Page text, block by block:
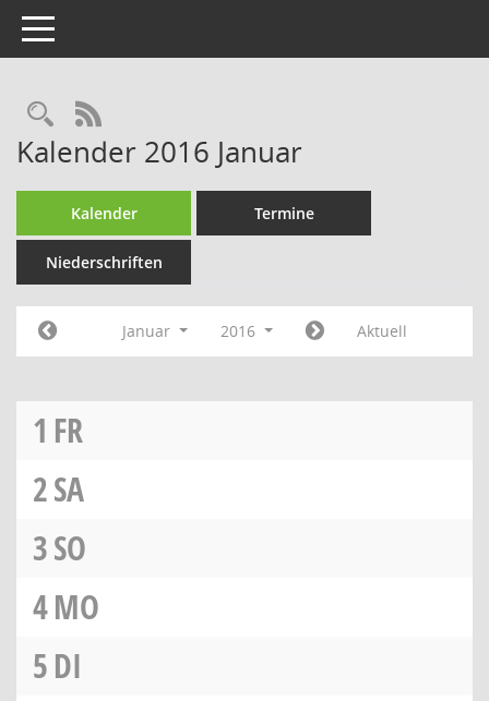
Toggle navigation
Rechercheauswahl
RSS-Feed
Kalender 2016 Januar
Kalender Termine
Niederschriften
Januar 2016 Aktuell
1 FR
2SA
3SO
4MO
5DI